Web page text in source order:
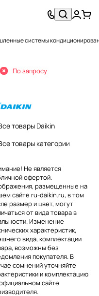
системы
По запросу
товары Daikin
товары категории
Не является
офертой.
размещенные на
сайте ru-daikin.ru, в том
размер и цвет, могут
от вида товара в
Изменение
характеристик,
вида, комплектации
возможны без
покупателя. В
сомнений уточняйте
и комплектацию
сайте